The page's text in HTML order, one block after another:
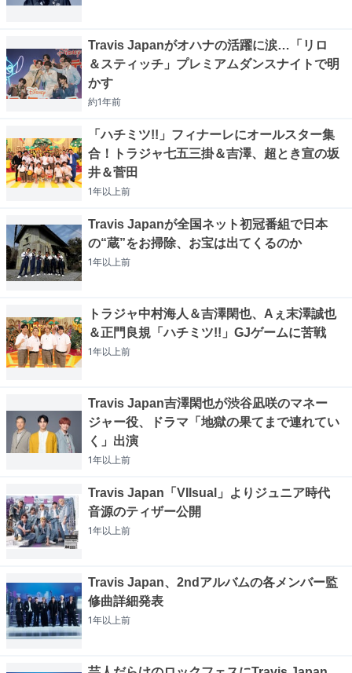
Travis Japanがオハナの活躍に涙…「リロ
＆スティッチ」プレミアムダンスナイトで明
かす
約1年前
「ハチミツ!!」フィナーレにオールスター集
合！トラジャ七五三掛＆吉澤、超とき宣の坂
井＆菅田
1年以上前
Travis Japanが全国ネット初冠番組で日本
の“蔵”をお掃除、お宝は出てくるのか
1年以上前
トラジャ中村海人＆吉澤閑也、Aぇ末澤誠也
＆正門良規「ハチミツ!!」GJゲームに苦戦
1年以上前
Travis Japan吉澤閑也が渋谷凪咲のマネー
ジャー役、ドラマ「地獄の果てまで連れてい
く」出演
1年以上前
Travis Japan「VIIsual」よりジュニア時代
音源のティザー公開
1年以上前
Travis Japan、2ndアルバムの各メンバー監
修曲詳細発表
1年以上前